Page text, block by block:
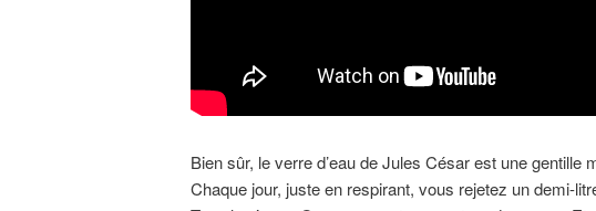
Bien sûr, le verre d’eau de Jules César est une gentille
Chaque jour, juste en respirant, vous rejetez un demi-